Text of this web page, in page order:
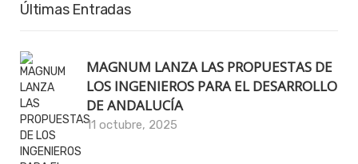
Últimas Entradas
MAGNUM LANZA LAS PROPUESTAS DE
LOS INGENIEROS PARA EL DESARROLLO
DE ANDALUCÍA
11 octubre, 2025